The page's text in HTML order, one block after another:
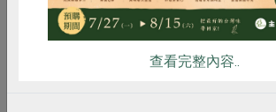
道路上，做好對社員與社會的承諾？
中，再度傳來玉蘭花香，那一縷幽香
問：素樸的願心芳...查看完整內容..